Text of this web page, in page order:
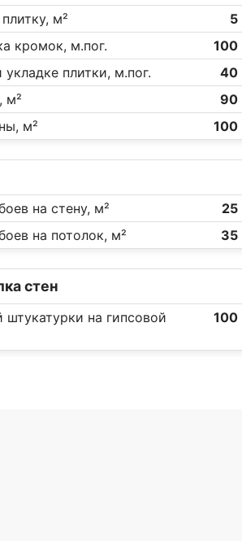
м² 5
кромок, м.пог. 100
плитки, м.пог. 40
м² 90
м² 100
на стену, м² 25
на потолок, м² 35
стен
на гипсовой
100